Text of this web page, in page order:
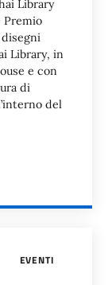
Library
Premio
Library, in
e con
di
del
EVENTI